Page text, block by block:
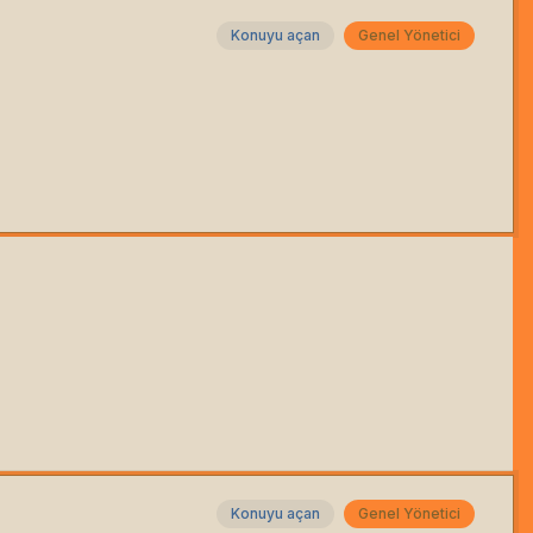
Konuyu açan Genel Yönetici
Konuyu açan Genel Yönetici